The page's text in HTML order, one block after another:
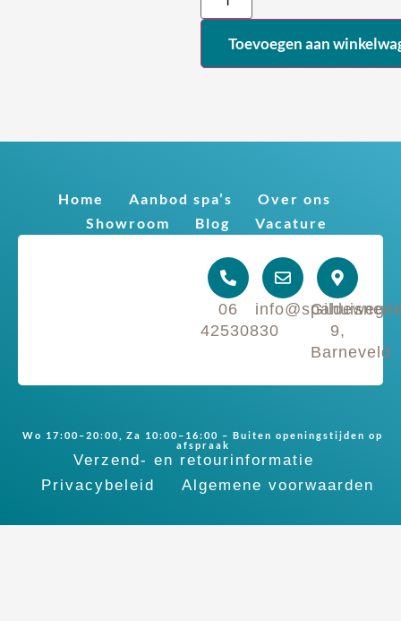
Toevoegen aan
Home Aanbod spa’s
Over ons
Showroom
Blog Vacature
06
42530830
Gildeweg
9,
Barneveld
Wo 17:00–20:00, Za 10:00–16:00 – Buiten openingstijden op
afspraak
Verzend- en retourinformatie
Privacybeleid
Algemene voorwaarden